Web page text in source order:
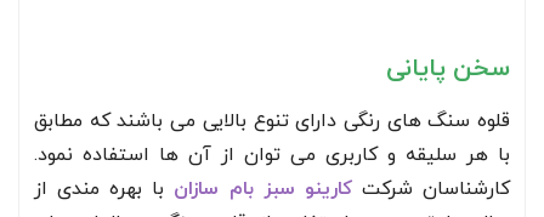
سخن پایانی
قلوه سنگ های رنگی دارای تنوع بالایی می باشند که مطابق
با هر سلیقه و کاربری می توان از آن ها استفاده نمود.
کارشناسان شرکتکارینو سبز بام سازان با بهره مندی از